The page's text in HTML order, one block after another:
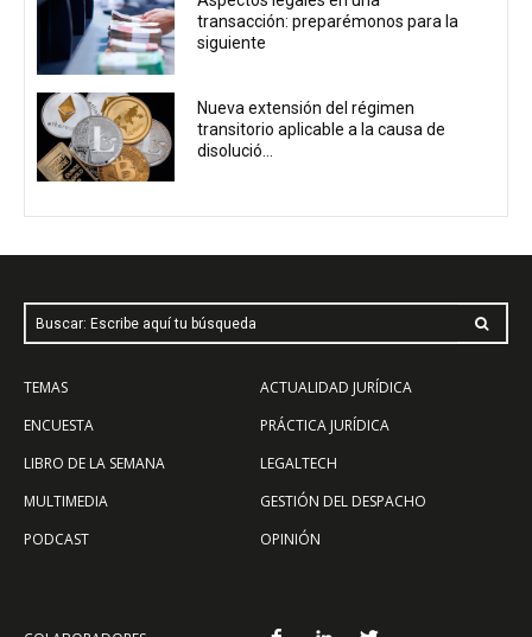
transacción: preparémonos para la
siguiente
Nueva extensión del régimen
transitorio aplicable a la causa de
disolució...
Buscar: Escribe aquí tu búsqueda
TEMAS
ENCUESTA
LIBRO DE LA SEMANA
MULTIMEDIA
PODCAST
ACTUALIDAD JURÍDICA
PRÁCTICA JURÍDICA
LEGALTECH
GESTIÓN DEL DESPACHO
OPINIÓN